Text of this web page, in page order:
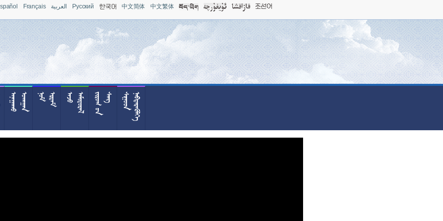
Français العربية Pусский 中文简体 中文繁体











  





  








  







 














